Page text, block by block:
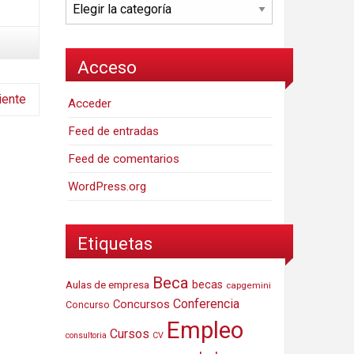
Acceso
Acceder
Feed de entradas
Feed de comentarios
WordPress.org
Etiquetas
Aulas de empresa Beca becas capgemini
Concurso Concursos Conferencia
consultoria Cursos CV Empleo